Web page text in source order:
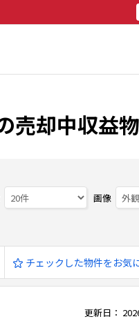
売却中収益
画像
チェックした物件をお気
更新日：